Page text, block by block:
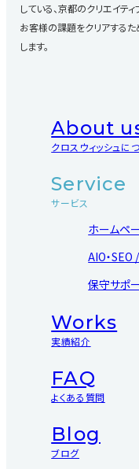
している、京都のクリエイティ
お客様の課題をクリアする
します。
About
クロスウィッシュに
Service
サービス
ホームペ
AIO・
保守サポ
Works
実績紹介
FAQ
よくある質問
Blog
ブログ